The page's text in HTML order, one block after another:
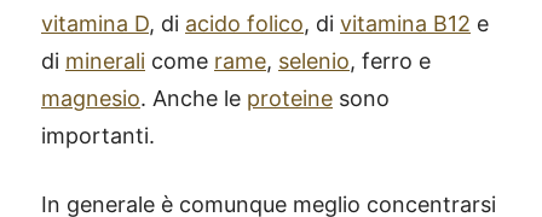
vitamina D, di acido folico, di vitamina B12 e
di minerali come rame, selenio, ferro e
magnesio. Anche le proteine sono
importanti.
In generale è comunque meglio concentrarsi